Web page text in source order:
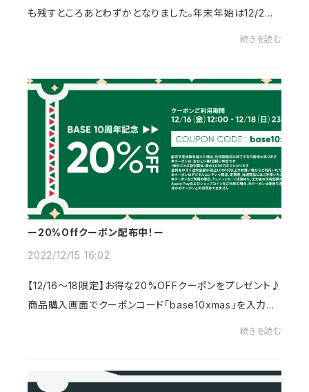
も残すところあとわずかとなりました。年末年始は12/2
続きを読む
ー20%Offクーポン配布中！ー
2022/12/15 16:02
【12/16〜18限定】お得な20%OFFクーポンをプレゼント♪
商品購入画面でクーポンコード「base10xmas」を入力し
続きを読む